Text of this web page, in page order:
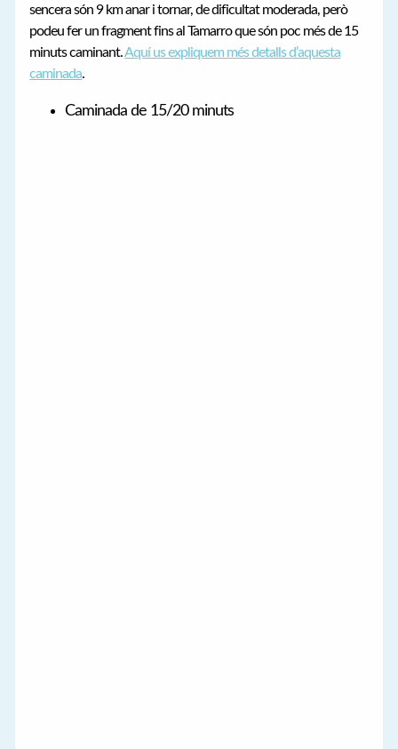
sencera són 9 km anar i tornar, de dificultat moderada, però
podeu fer un fragment fins al Tamarro que són poc més de 15
minuts caminant.Aquí us expliquem més detalls d’aquesta
caminada.
Caminada de 15/20 minuts